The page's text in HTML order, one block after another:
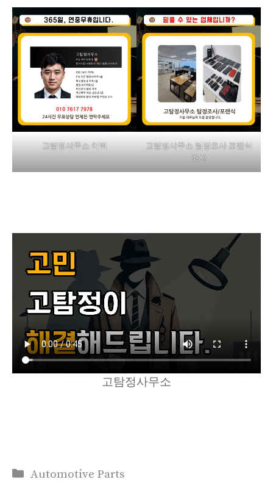
고탐정사무소 이력
고탐정사무소 팀장조사 포렌식
조사
고탐정사무소
Categories
Automotive Parts